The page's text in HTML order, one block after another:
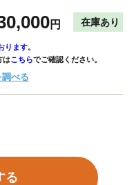
円 在庫あり
ります。
はこちらでご確認ください。
調べる
る